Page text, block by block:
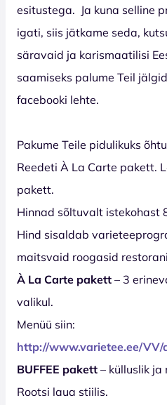
esitustega. Ja kuna selline
igati, siis jätkame seda,
säravaid ja karismaatilisi
saamiseks palume Teil
facebooki lehte.
Pakume Teile pidulikuks
Reedeti À La Carte pakett.
pakett.
Hinnad sõltuvalt istekohast
Hind sisaldab
maitsvaid roogasid
À La Carte pakett – 3
valikul.
Menüü siin:
http://www.varietee.ee/VV/
BUFFEE pakett – külluslik ja
Rootsi laua stiilis.